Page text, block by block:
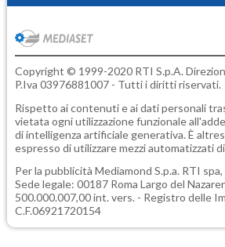
Copyright © 1999-2020 RTI S.p.A.
P.Iva 03976881007 - Tutti i diritti riservati.
Rispetto ai contenuti e ai dati personali
vietata ogni utilizzazione funzionale
di intelligenza artificiale generativa. È
espresso di utilizzare mezzi automatizzati
Per la pubblicità Mediamond S.p.a. RTI
Sede legale: 00187 Roma Largo del
500.000.007,00 int. vers. - Registro delle
C.F.06921720154